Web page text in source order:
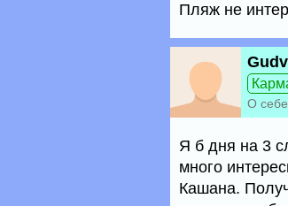
Пляж не
О себе
Я б дня на 3
много
Кашана.